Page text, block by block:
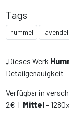
Tags
hummel lavendel
„Dieses Werk
Detailgenauigkeit
Verfügbar in
2€ | Mittel–